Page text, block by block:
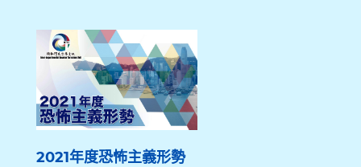
2021年度恐怖主義形勢